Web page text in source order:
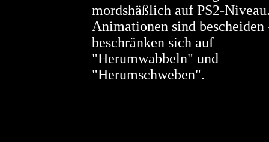
mordshäßlich auf PS2-
Animationen sind bescheiden
beschränken sich auf
"Herumwabbeln" und
"Herumschweben".